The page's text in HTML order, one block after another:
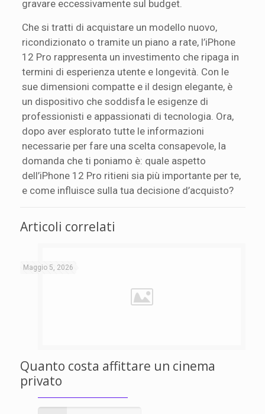
gravare eccessivamente sul budget.
Che si tratti di acquistare un modello nuovo,
ricondizionato o tramite un piano a rate, l’iPhone
12 Pro rappresenta un investimento che ripaga in
termini di esperienza utente e longevità. Con le
sue dimensioni compatte e il design elegante, è
un dispositivo che soddisfa le esigenze di
professionisti e appassionati di tecnologia. Ora,
dopo aver esplorato tutte le informazioni
necessarie per fare una scelta consapevole, la
domanda che ti poniamo è: quale aspetto
dell’iPhone 12 Pro ritieni sia più importante per te,
e come influisce sulla tua decisione d’acquisto?
Articoli correlati
Maggio 5, 2026
Quanto costa affittare un cinema
privato